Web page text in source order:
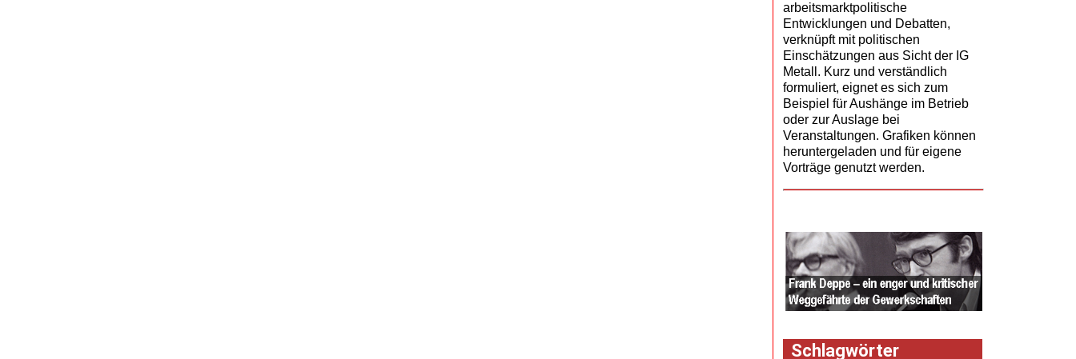
arbeitsmarktpolitische
Entwicklungen und Debatten,
verknüpft mit politischen
Einschätzungen aus Sicht der IG
Metall. Kurz und verständlich
formuliert, eignet es sich zum
Beispiel für Aushänge im Betrieb
oder zur Auslage bei
Veranstaltungen. Grafiken können
heruntergeladen und für eigene
Vorträge genutzt werden.
Schlagwörter